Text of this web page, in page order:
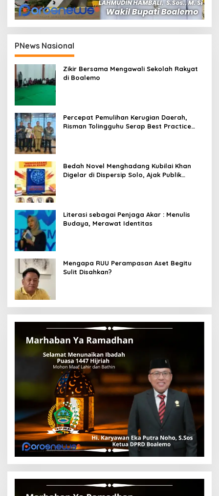
PNews Nasional
Zikir Bersama Mengawali Sekolah Rakyat
di Boalemo
Percepat Pemulihan Kerugian Daerah,
Risman Tolingguhu Serap Best Practice
Bedah Novel Menghadang Kubilai Khan
Digelar di Dispersip Solo, Ajak Publik
Literasi sebagai Penjaga Akar : Menulis
Budaya, Merawat Identitas
Mengapa RUU Perampasan Aset Begitu
Sulit Disahkan?